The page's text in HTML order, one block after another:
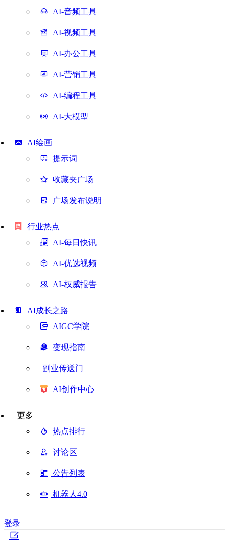
AI-音频工具
AI-视频工具
AI-办公工具
AI-营销工具
AI-编程工具
AI-大模型
AI绘画
提示词
收藏夹广场
广场发布说明
行业热点
AI-每日快讯
AI-优选视频
AI-权威报告
AI成长之路
AIGC学院
变现指南
副业传送门
AI创作中心
更多
热点排行
讨论区
公告列表
机器人4.0
登录